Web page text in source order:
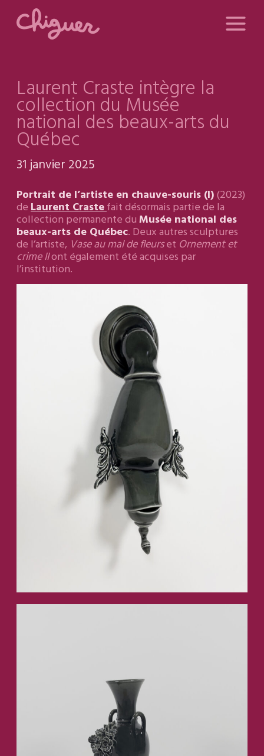
Laurent Craste intègre la
collection du Musée
national des beaux-arts du
Québec
31 janvier 2025
Portrait de l’artiste en chauve-souris (I)(2023)
deLaurent Crastefait désormais partie de la
collection permanente duMusée national des
beaux-arts de Québec. Deux autres sculptures
de l’artiste, Vase au mal de fleurset Ornement et
crime IIont également été acquises par
l’institution.